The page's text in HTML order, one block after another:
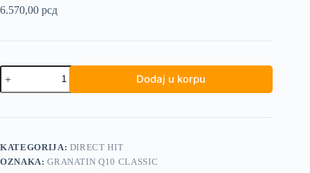
6.570,00 рсд
GRANATIN
Q10
Classic
Dodaj u korpu
KATEGORIJA: DIRECT HIT
OZNAKA:GRANATIN Q10 CLASSIC